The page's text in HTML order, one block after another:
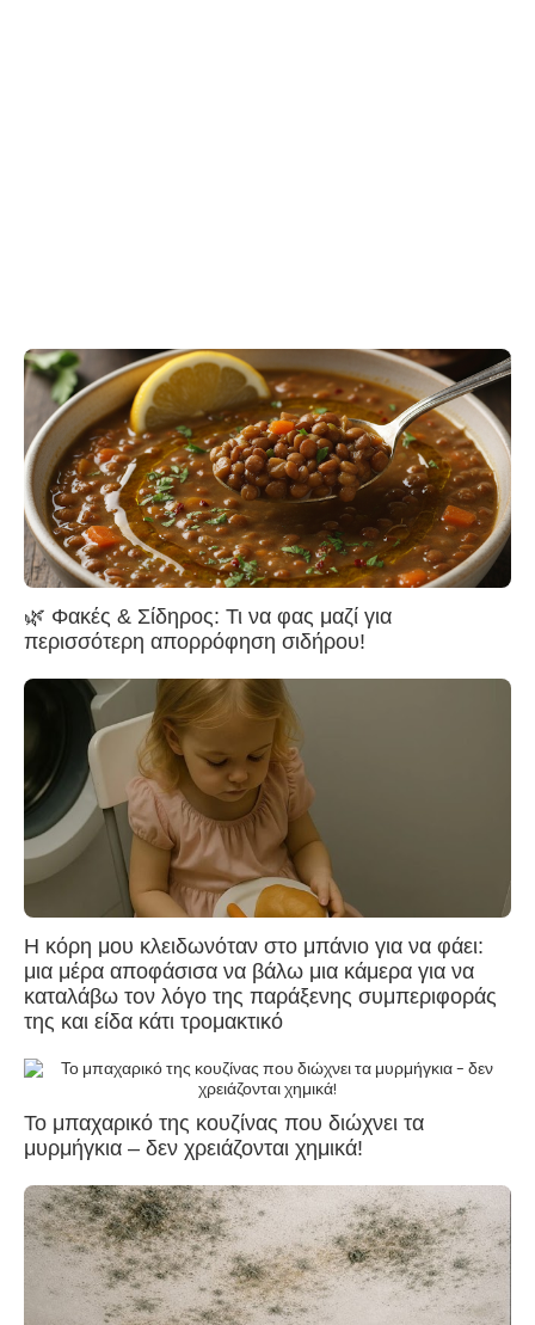
🌿 Φακές & Σίδηρος: Τι να φας μαζί για
περισσότερη απορρόφηση σιδήρου!
Η κόρη μου κλειδωνόταν στο μπάνιο για να φάει:
μια μέρα αποφάσισα να βάλω μια κάμερα για να
καταλάβω τον λόγο της παράξενης συμπεριφοράς
της και είδα κάτι τρομακτικό
Το μπαχαρικό της κουζίνας που διώχνει τα
μυρμήγκια – δεν χρειάζονται χημικά!